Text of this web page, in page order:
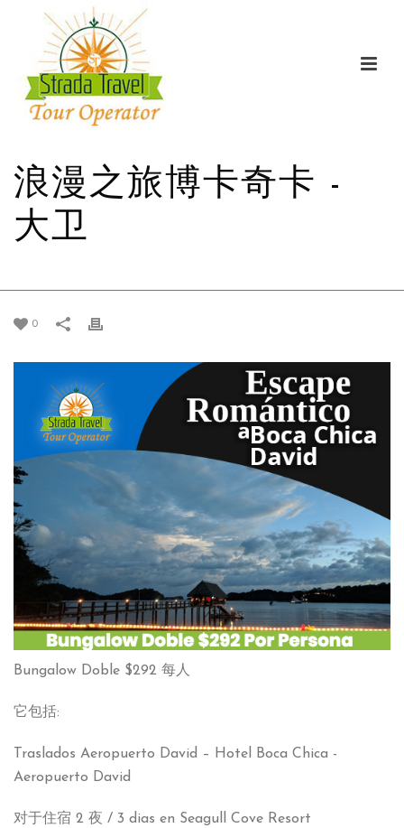
浪漫之旅博卡奇卡 -
大卫
0
Bungalow Doble $292 每人
它包括:
Traslados Aeropuerto David – Hotel Boca Chica -
Aeropuerto David
对于住宿 2 夜 / 3 dias en Seagull Cove Resort